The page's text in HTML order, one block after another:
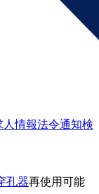
人情報法令通知検
孔器再使用可能